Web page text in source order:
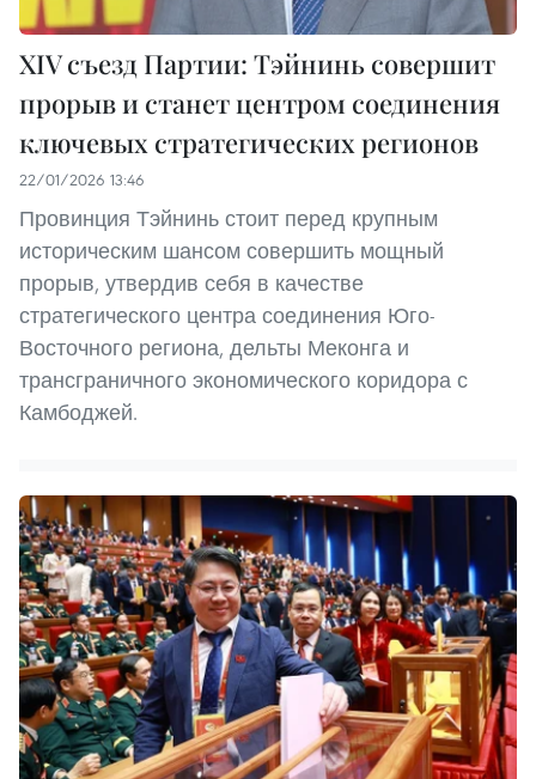
XIV съезд Партии: Тэйнинь совершит
прорыв и станет центром соединения
ключевых стратегических регионов
22/01/2026 13:46
Провинция Тэйнинь стоит перед крупным
историческим шансом совершить мощный
прорыв, утвердив себя в качестве
стратегического центра соединения Юго-
Восточного региона, дельты Меконга и
трансграничного экономического коридора с
Камбоджей.